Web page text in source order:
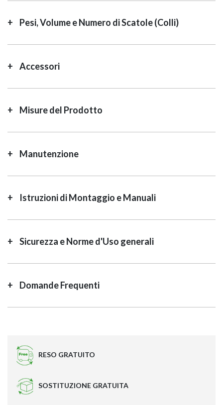
RESO GRATUITO
SOSTITUZIONE GRATUITA
Pesi, Volume e Numero di Scatole (Colli)
Accessori
Misure del Prodotto
Manutenzione
Istruzioni di Montaggio e Manuali
Sicurezza e Norme d'Uso generali
Domande Frequenti